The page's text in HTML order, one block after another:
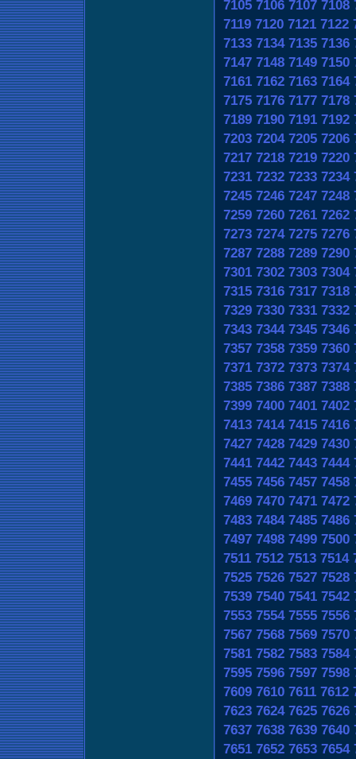
7105 7106 7107 7108
7119 7120 7121 7122
7133 7134 7135 7136
7147 7148 7149 7150
7161 7162 7163 7164
7175 7176 7177 7178
7189 7190 7191 7192
7203 7204 7205 7206
7217 7218 7219 7220
7231 7232 7233 7234
7245 7246 7247 7248
7259 7260 7261 7262
7273 7274 7275 7276
7287 7288 7289 7290
7301 7302 7303 7304
7315 7316 7317 7318
7329 7330 7331 7332
7343 7344 7345 7346
7357 7358 7359 7360
7371 7372 7373 7374
7385 7386 7387 7388
7399 7400 7401 7402
7413 7414 7415 7416
7427 7428 7429 7430
7441 7442 7443 7444
7455 7456 7457 7458
7469 7470 7471 7472
7483 7484 7485 7486
7497 7498 7499 7500
7511 7512 7513 7514
7525 7526 7527 7528
7539 7540 7541 7542
7553 7554 7555 7556
7567 7568 7569 7570
7581 7582 7583 7584
7595 7596 7597 7598
7609 7610 7611 7612
7623 7624 7625 7626
7637 7638 7639 7640
7651 7652 7653 7654